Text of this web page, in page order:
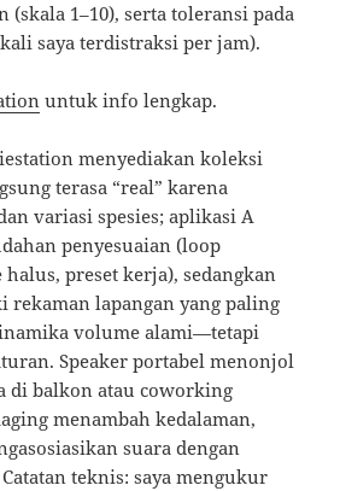
1–10), serta toleransi pada
saya terdistraksi per jam).
untuk info lengkap.
menyediakan koleksi
terasa “real” karena
variasi spesies; aplikasi A
penyesuaian (loop
halus, preset kerja), sedangkan
rekaman lapangan yang paling
volume alami—tetapi
Speaker portabel menonjol
di balkon atau coworking
menambah kedalaman,
suara dengan
teknis: saya mengukur